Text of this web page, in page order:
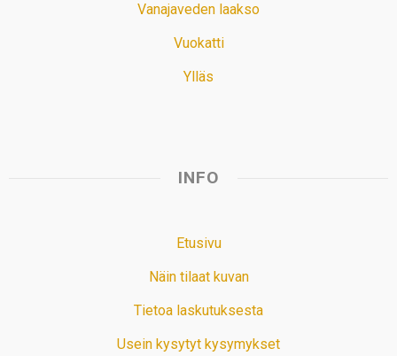
Vanajaveden laakso
Vuokatti
Ylläs
INFO
Etusivu
Näin tilaat kuvan
Tietoa laskutuksesta
Usein kysytyt kysymykset